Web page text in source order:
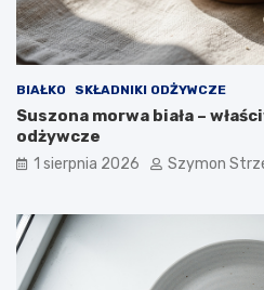
BIAŁKO SKŁADNIKI ODŻYWCZE
Suszona morwa biała –
odżywcze
1 sierpnia 2026 Szymon